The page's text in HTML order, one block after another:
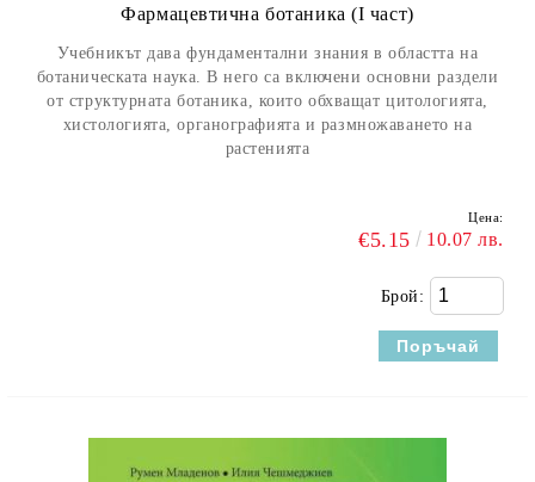
Фармацевтична ботаника (I част)
Учебникът дава фундаментални знания в областта на
ботаническата наука. В него са включени основни раздели
от структурната ботаника, които обхващат цитологията,
хистологията, органографията и размножаването на
растенията
Цена:
€5.15 10.07 лв.
Брой: